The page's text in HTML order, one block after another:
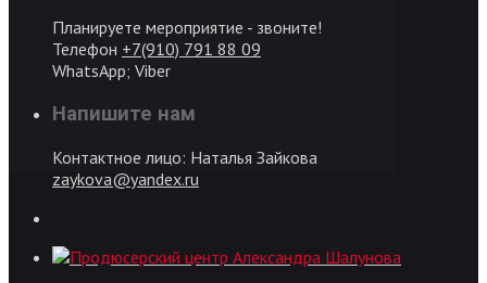
Планируете мероприятие - звоните!
Телефон +7(910) 791 88 09
WhatsApp; Viber
Напишите нам
Контактное лицо: Наталья Зайкова
zaykova@yandex.ru